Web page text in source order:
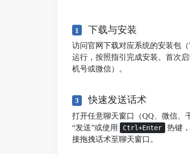
1 下载与安装
访问官网下载对应系统的安装包（
运行，按照指引完成安装。首次
机号或微信）。
3 快速发送话术
打开任意聊天窗口（QQ、微信、
“发送”或使用
Ctrl+Enter
热键
接拖拽话术至聊天窗口。